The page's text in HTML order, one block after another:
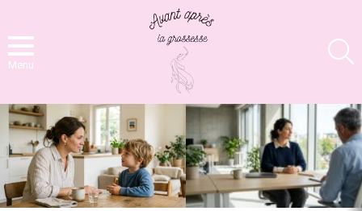
Menu
LATEST
STORIES